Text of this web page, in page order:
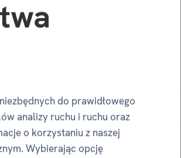
Właściwości
EAN
Numer katalogowy
do prawidłowego
analizy ruchu i ruchu oraz
o korzystaniu z naszej
Wybierając opcję